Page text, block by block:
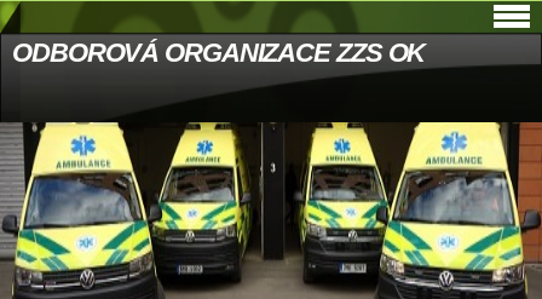
ODBOROVÁ ORGANIZACE ZZS OK